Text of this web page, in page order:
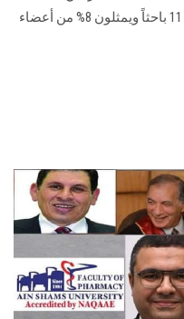
ستانفورد لأفضل علماء العالم وعددهم 11 باحثاً ويمثلون 8% من أعضاء